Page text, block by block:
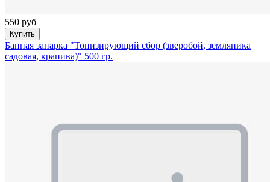
550 руб
Купить
Банная запарка "Тонизирующий сбор (зверобой, земляника
садовая, крапива)" 500 гр.